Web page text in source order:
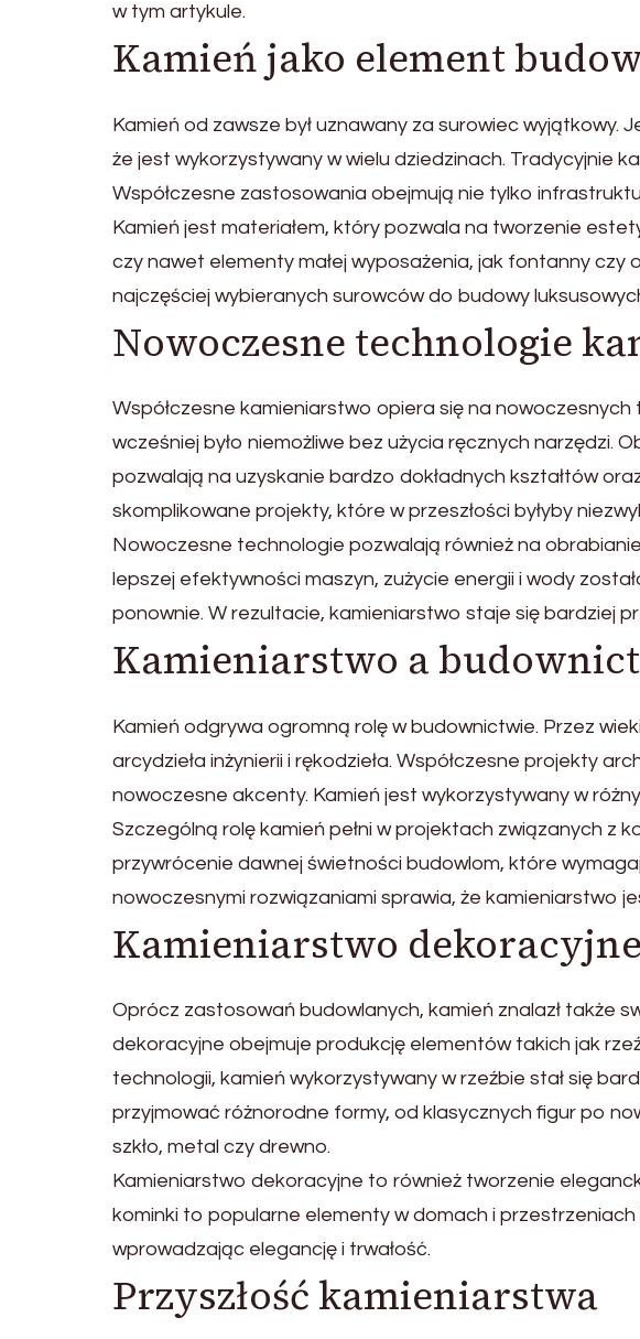
w tym artykule.
Kamień jako element
Kamień od zawsze był uznawany za surowiec
że jest wykorzystywany w wielu dziedzinach. Tradycyjnie
Współczesne zastosowania obejmują nie tylko
Kamień jest materiałem, który pozwala na tworzenie
czy nawet elementy małej wyposażenia, jak fontanny czy
najczęściej wybieranych surowców do budowy
Nowoczesne technologie
Współczesne kamieniarstwo opiera się na
wcześniej było niemożliwe bez użycia ręcznych narzędzi.
pozwalają na uzyskanie bardzo dokładnych kształtów
skomplikowane projekty, które w przeszłości byłyby
Nowoczesne technologie pozwalają również na
lepszej efektywności maszyn, zużycie energii i wody
ponownie. W rezultacie, kamieniarstwo staje się bardziej
Kamieniarstwo a
Kamień odgrywa ogromną rolę w budownictwie. Przez
arcydzieła inżynierii i rękodzieła. Współczesne projekty
nowoczesne akcenty. Kamień jest wykorzystywany w
Szczególną rolę kamień pełni w projektach związanych z
przywrócenie dawnej świetności budowlom, które
nowoczesnymi rozwiązaniami sprawia, że kamieniarstwo
Kamieniarstwo dekoracyjne
Oprócz zastosowań budowlanych, kamień znalazł także
dekoracyjne obejmuje produkcję elementów takich jak
technologii, kamień wykorzystywany w rzeźbie stał się
przyjmować różnorodne formy, od klasycznych figur po
szkło, metal czy drewno.
Kamieniarstwo dekoracyjne to również tworzenie
kominki to popularne elementy w domach i
wprowadzając elegancję i trwałość.
Przyszłość kamieniarstwa